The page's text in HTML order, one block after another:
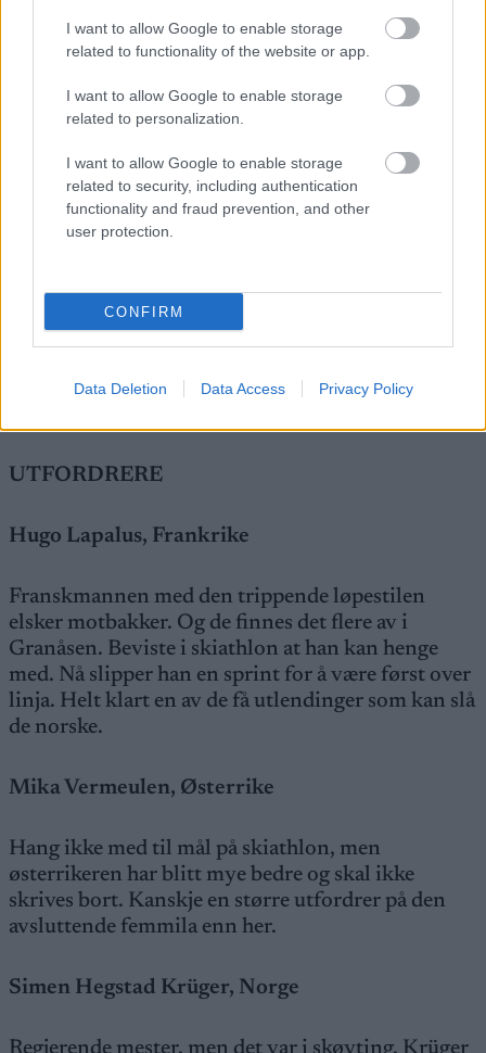
I want to allow Google to enable storage
related to functionality of the website or app.
I want to allow Google to enable storage
related to personalization.
I want to allow Google to enable storage
related to security, including authentication
functionality and fraud prevention, and other
user protection.
CONFIRM
Data Deletion Data Access Privacy Policy
store framskritt i denne stilarten også. Dessuten er
han så sterk og rask at han må regnes som en av de
største favorittene her.
. Johannes Høsflot Klæbo, Norge
Kanskje det vanskeligste gullet for Klæbo. Han
kan absolutt vinne, men her har han ikke fordelen
av verdens beste spurt. Så er spørsmålet om han er
riste fram på hjemmebane? Er sulten på gull
umettelig?
blodet sprutet i bronseløpet i skiathlon. Foto: NORDIC
UTFORDRERE
Hugo Lapalus, Frankrike
Franskmannen med den trippende løpestilen
elsker motbakker. Og de finnes det flere av i
Granåsen. Beviste i skiathlon at han kan henge
med. Nå slipper han en sprint for å være først over
linja. Helt klart en av de få utlendinger som kan slå
de norske.
Mika Vermeulen, Østerrike
Hang ikke med til mål på skiathlon, men
østerrikeren har blitt mye bedre og skal ikke
skrives bort. Kanskje en større utfordrer på den
avsluttende femmila enn her.
Simen Hegstad Krüger, Norge
Regjerende mester, men det var i skøyting. Krüger